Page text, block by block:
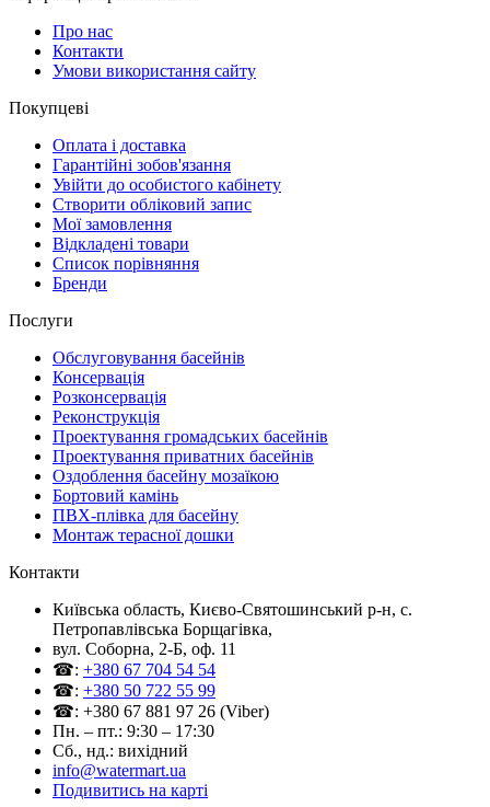
Про нас
Контакти
Умови використання сайту
Покупцеві
Оплата і доставка
Гарантійні зобов'язання
Увійти до особистого кабінету
Створити обліковий запис
Мої замовлення
Відкладені товари
Список порівняння
Бренди
Послуги
Обслуговування басейнів
Консервація
Розконсервація
Реконструкція
Проектування громадських басейнів
Проектування приватних басейнів
Оздоблення басейну мозаїкою
Бортовий камінь
ПВХ-плівка для басейну
Монтаж терасної дошки
Контакти
Київська область, Києво-Святошинський р-н, c.
Петропавлівська Борщагівка,
вул. Соборна, 2-Б, оф. 11
☎: +380 67 704 54 54
☎: +380 50 722 55 99
☎: +380 67 881 97 26 (Viber)
Пн. – пт.: 9:30 – 17:30
Сб., нд.: вихідний
info@watermart.ua
Подивитись на карті